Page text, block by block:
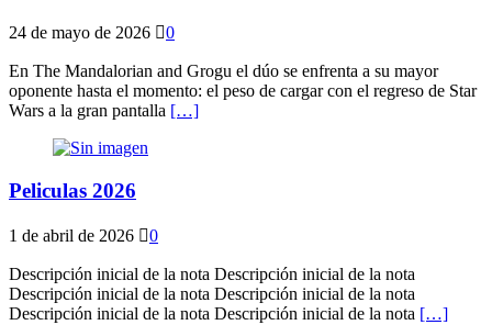
24 de mayo de 2026 0
En The Mandalorian and Grogu el dúo se enfrenta a su mayor
oponente hasta el momento: el peso de cargar con el regreso de Star
Wars a la gran pantalla […]
Peliculas 2026
1 de abril de 2026 0
Descripción inicial de la nota Descripción inicial de la nota
Descripción inicial de la nota Descripción inicial de la nota
Descripción inicial de la nota Descripción inicial de la nota […]